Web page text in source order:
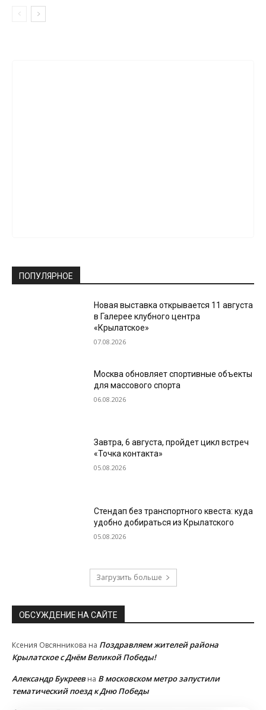
ПОПУЛЯРНОЕ
Новая выставка открывается 11 августа
в Галерее клубного центра
«Крылатское»
07.08.2026
Москва обновляет спортивные объекты
для массового спорта
06.08.2026
Завтра, 6 августа, пройдет цикл встреч
«Точка контакта»
05.08.2026
Стендап без транспортного квеста: куда
удобно добираться из Крылатского
05.08.2026
Загрузить больше
ОБСУЖДЕНИЕ НА САЙТЕ
Ксения Овсянникова на Поздравляем жителей района
Крылатское с Днём Великой Победы!
Александр Букреевна В московском метро запустили
тематический поезд к Дню Победы